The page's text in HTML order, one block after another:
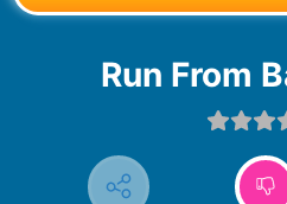
Run From